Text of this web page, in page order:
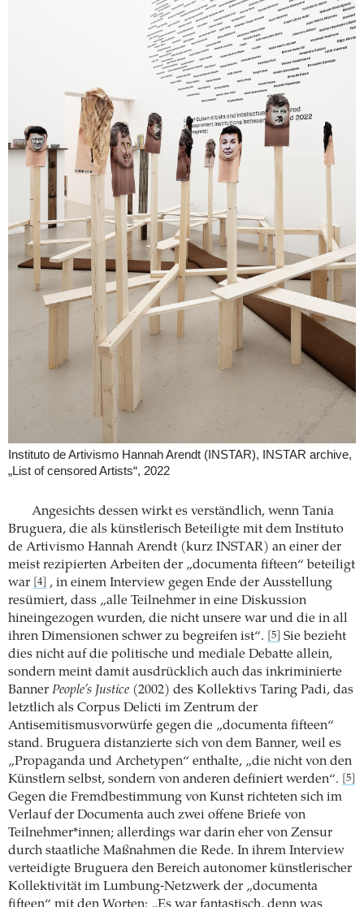
Instituto de Artivismo Hannah Arendt (INSTAR), INSTAR archive,
„List of censored Artists“, 2022
Angesichts dessen wirkt es verständlich, wenn Tania
Bruguera, die als künstlerisch Beteiligte mit dem Instituto
de Artivismo Hannah Arendt (kurz INSTAR) an einer der
meist rezipierten Arbeiten der „documenta fifteen“ beteiligt
war
[4]
, in einem Interview gegen Ende der Ausstellung
resümiert, dass „alle Teilnehmer in eine Diskussion
hineingezogen wurden, die nicht unsere war und die in all
ihren Dimensionen schwer zu begreifen ist“.
[5]
Sie bezieht
dies nicht auf die politische und mediale Debatte allein,
sondern meint damit ausdrücklich auch das inkriminierte
Banner People’s Justice (2002) des Kollektivs Taring Padi, das
letztlich als Corpus Delicti im Zentrum der
Antisemitismusvorwürfe gegen die „documenta fifteen“
stand. Bruguera distanzierte sich von dem Banner, weil es
„Propaganda und Archetypen“ enthalte, „die nicht von den
Künstlern selbst, sondern von anderen definiert werden“.
[5]
Gegen die Fremdbestimmung von Kunst richteten sich im
Verlauf der Documenta auch zwei offene Briefe von
Teilnehmer*innen; allerdings war darin eher von Zensur
durch staatliche Maßnahmen die Rede. In ihrem Interview
verteidigte Bruguera den Bereich autonomer künstlerischer
Kollektivität im Lumbung-Netzwerk der „documenta